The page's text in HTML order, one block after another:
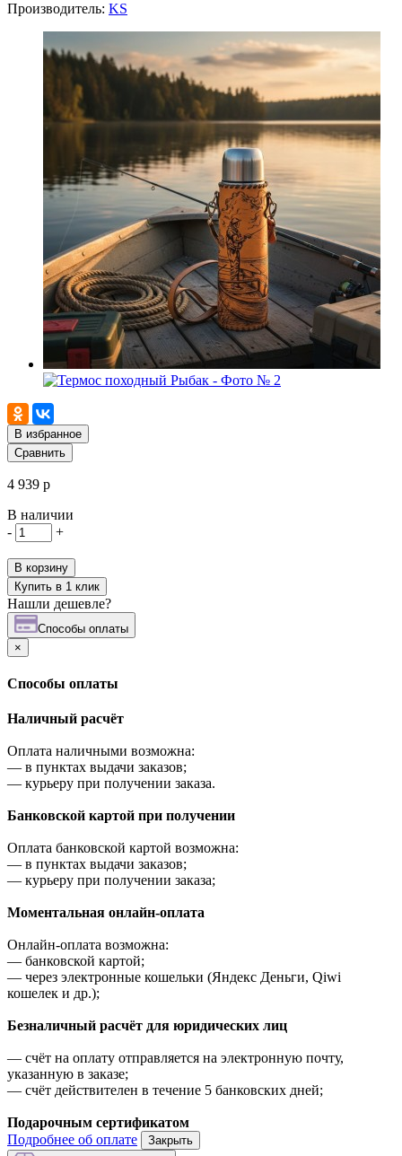
Производитель: KS
В избранное
Сравнить
4 939 р
В наличии
-
+
В корзину
Купить в 1 клик
Нашли дешевле?
Cпособы оплаты
×
Cпособы оплаты
Наличный расчёт
Оплата наличными возможна:
— в пунктах выдачи заказов;
— курьеру при получении заказа.
Банковской картой при получении
Оплата банковской картой возможна:
— в пунктах выдачи заказов;
— курьеру при получении заказа;
Моментальная онлайн-оплата
Онлайн-оплата возможна:
— банковской картой;
— через электронные кошельки (Яндекс Деньги, Qiwi
кошелек и др.);
Безналичный расчёт для юридических лиц
— счёт на оплату отправляется на электронную почту,
указанную в заказе;
— счёт действителен в течение 5 банковских дней;
Подарочным сертификатом
Подробнее об оплате
Закрыть